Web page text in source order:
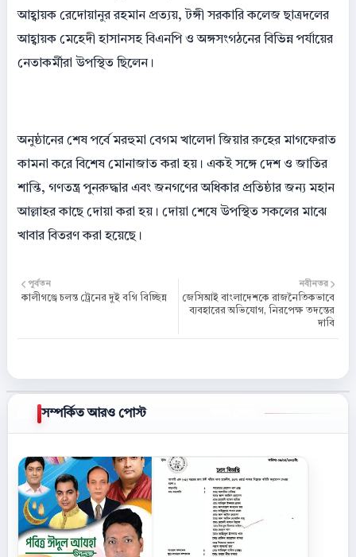
আহ্বায়ক রেদোয়ানুর রহমান প্রত্যয়, টঙ্গী সরকারি কলেজ ছাত্রদলের
আহ্বায়ক মেহেদী হাসানসহ বিএনপি ও অঙ্গসংগঠনের বিভিন্ন পর্যায়ের
নেতাকর্মীরা উপস্থিত ছিলেন।
অনুষ্ঠানের শেষ পর্বে মরহুমা বেগম খালেদা জিয়ার রুহের মাগফেরাত
কামনা করে বিশেষ মোনাজাত করা হয়। একই সঙ্গে দেশ ও জাতির
শান্তি, গণতন্ত্র পুনরুদ্ধার এবং জনগণের অধিকার প্রতিষ্ঠার জন্য মহান
আল্লাহর কাছে দোয়া করা হয়। দোয়া শেষে উপস্থিত সকলের মাঝে
খাবার বিতরণ করা হয়েছে।
নবীনতর
জেসিআই বাংলাদেশকে রাজনৈতিকভাবে
ব্যবহারের অভিযোগ, নিরপেক্ষ তদন্তের
দাবি
পূর্বতন
কালীগঞ্জে চলন্ত ট্রেনের দুই বগি বিচ্ছিন্ন
সম্পর্কিত আরও পোস্ট